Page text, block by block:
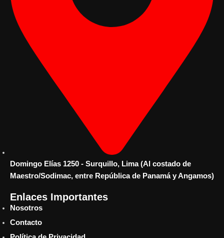
Domingo Elías 1250 - Surquillo, Lima (Al costado de
Maestro/Sodimac, entre República de Panamá y Angamos)
Enlaces Importantes
Nosotros
Contacto